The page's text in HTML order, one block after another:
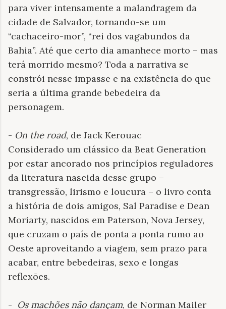
para viver intensamente a malandragem da
cidade de Salvador, tornando-se um
“cachaceiro-mor”, “rei dos vagabundos da
Bahia”. Até que certo dia amanhece morto – mas
terá morrido mesmo? Toda a narrativa se
constrói nesse impasse e na existência do que
seria a última grande bebedeira da
personagem.
- On the road, de Jack Kerouac
Considerado um clássico da Beat Generation
por estar ancorado nos princípios reguladores
da literatura nascida desse grupo –
transgressão, lirismo e loucura – o livro conta
a história de dois amigos, Sal Paradise e Dean
Moriarty, nascidos em Paterson, Nova Jersey,
que cruzam o país de ponta a ponta rumo ao
Oeste aproveitando a viagem, sem prazo para
acabar, entre bebedeiras, sexo e longas
reflexões.
- Os machões não dançam, de Norman Mailer